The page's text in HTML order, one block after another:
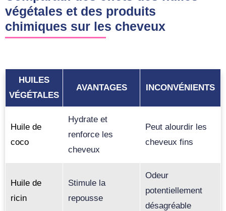
végétales et des produits
chimiques sur les cheveux
HUILES
VÉGÉTALES
AVANTAGES INCONVÉNIENTS
Huile de
coco
Hydrate et
renforce les
cheveux
Peut alourdir les
cheveux fins
Huile de
ricin
Stimule la
repousse
Odeur
potentiellement
désagréable